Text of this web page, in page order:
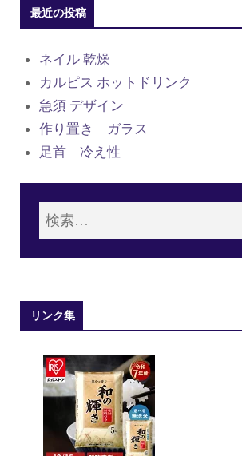
最近の投稿
ネイル 乾燥
カルピス ホットドリンク
急須 デザイン
作り置き ガラス
足首 冷え性
リンク集